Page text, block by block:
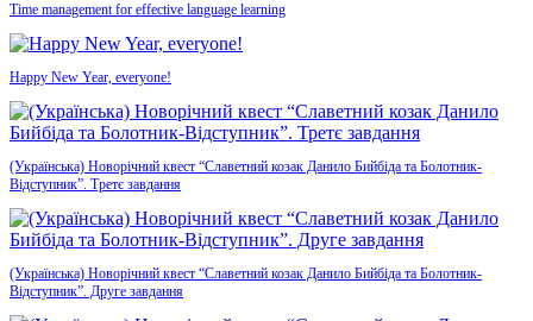
Time management for effective language learning
Happy New Year, everyone!
(Українська) Новорічний квест “Славетний козак Данило Бийбіда та Болотник-
Відступник”. Третє завдання
(Українська) Новорічний квест “Славетний козак Данило Бийбіда та Болотник-
Відступник”. Друге завдання